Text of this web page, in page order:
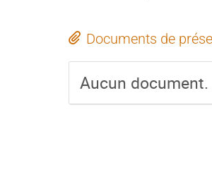
Documents de
Aucun document.